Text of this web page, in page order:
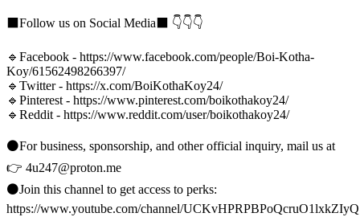
⬛Follow us on Social Media⬛ 👇👇👇
🔹Facebook - https://www.facebook.com/people/Boi-Kotha-
Koy/61562498266397/
🔹Twitter - https://x.com/BoiKothaKoy24/
🔹Pinterest - https://www.pinterest.com/boikothakoy24/
🔹Reddit - https://www.reddit.com/user/boikothakoy24/
⚫For business, sponsorship, and other official inquiry, mail us at
👉 4u247@proton.me
⚫Join this channel to get access to perks:
https://www.youtube.com/channel/UCKvHPRPBPoQcruO1lxkZIyQ